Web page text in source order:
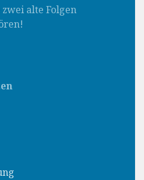
zwei alte Folgen